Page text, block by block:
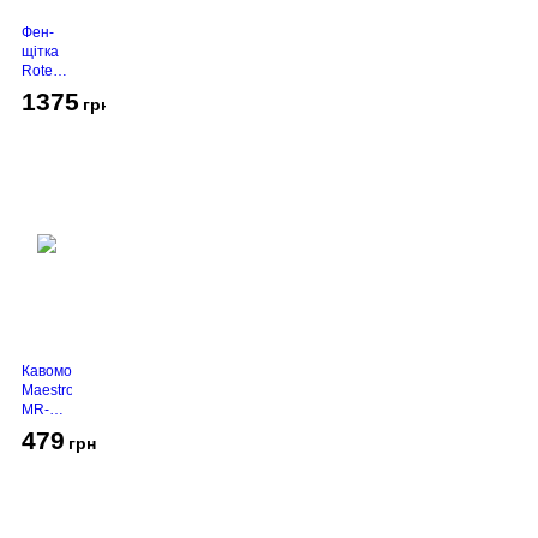
Фен-
щітка
Rotex
490-T
1375 грн
Кавомолка
Maestro
MR-
Grey
479 грн